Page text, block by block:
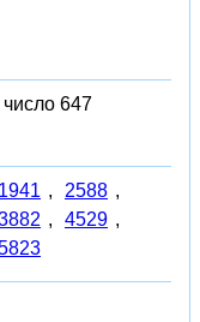
647
1941 , 2588 ,
, 4529 ,